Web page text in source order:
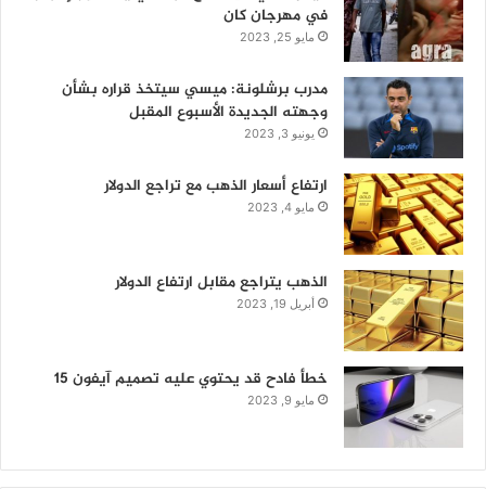
في مهرجان كان
مايو 25, 2023
مدرب برشلونة: ميسي سيتخذ قراره بشأن
وجهته الجديدة الأسبوع المقبل
يونيو 3, 2023
ارتفاع أسعار الذهب مع تراجع الدولار
مايو 4, 2023
الذهب يتراجع مقابل ارتفاع الدولار
أبريل 19, 2023
خطأ فادح قد يحتوي عليه تصميم آيفون 15
مايو 9, 2023